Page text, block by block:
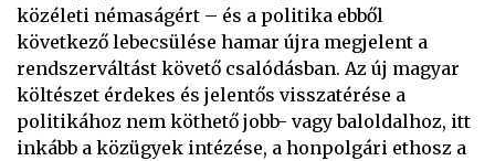
közéleti némaságért – és a politika ebből
következő lebecsülése hamar újra megjelent a
rendszerváltást követő csalódásban. Az új magyar
költészet érdekes és jelentős visszatérése a
politikához nem köthető jobb- vagy baloldalhoz, itt
inkább a közügyek intézése, a honpolgári ethosz a